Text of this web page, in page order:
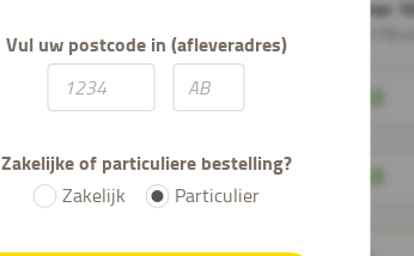
Vul uw postcode in (afleveradres)
Zakelijke of particuliere bestelling?
Zakelijk Particulier